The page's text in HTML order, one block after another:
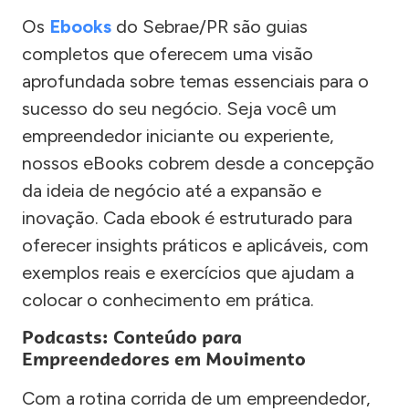
Os Ebooks do Sebrae/PR são guias
completos que oferecem uma visão
aprofundada sobre temas essenciais para o
sucesso do seu negócio. Seja você um
empreendedor iniciante ou experiente,
nossos eBooks cobrem desde a concepção
da ideia de negócio até a expansão e
inovação. Cada ebook é estruturado para
oferecer insights práticos e aplicáveis, com
exemplos reais e exercícios que ajudam a
colocar o conhecimento em prática.
Podcasts: Conteúdo para
Empreendedores em Movimento
Com a rotina corrida de um empreendedor,